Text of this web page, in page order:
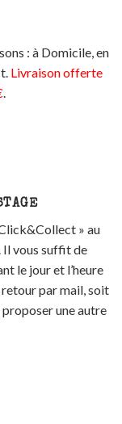
: à Domicile, en
Livraison offerte
.
» au
Il vous suffit de
le jour et l’heure
par mail, soit
une autre